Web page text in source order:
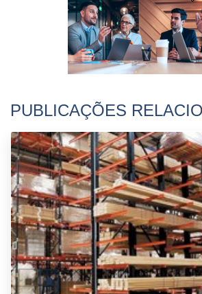
PUBLICAÇÕES